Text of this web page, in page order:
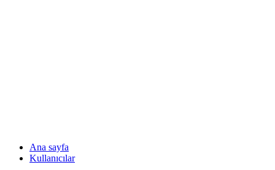
Ana sayfa
Kullanıcılar